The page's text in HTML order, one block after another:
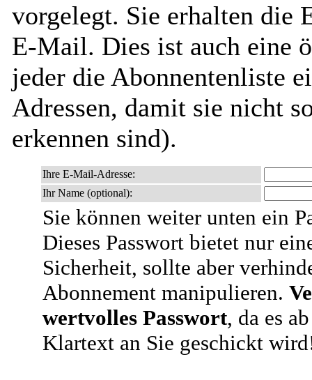
vorgelegt. Sie erhalten die
E-Mail. Dies ist auch eine
jeder die Abonnentenliste
Adressen, damit sie nicht
erkennen sind).
Ihre E-Mail-Adresse:
Ihr Name (optional):
Sie können weiter unten ein
Dieses Passwort bietet nur
Sicherheit, sollte aber
Abonnement manipulieren.
wertvolles Passwort, da es
Klartext an Sie geschickt